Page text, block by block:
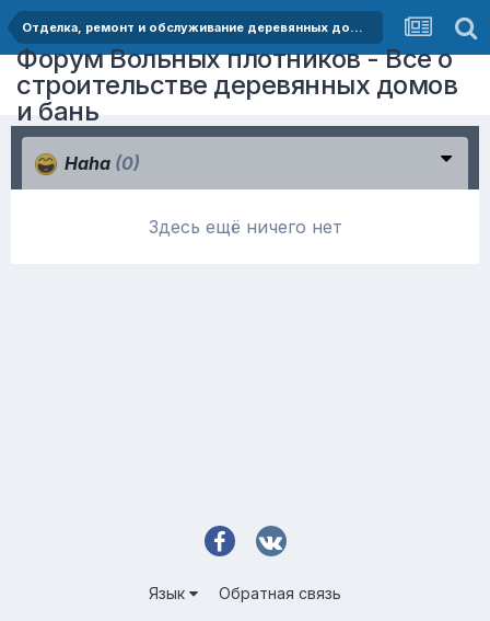
Отделка, ремонт и обслуживание деревянных домов
Форум Вольных плотников - Все о
строительстве деревянных домов
и бань
Haha (0)
Здесь ещё ничего нет
Язык Обратная связь